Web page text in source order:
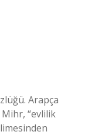
Arapça